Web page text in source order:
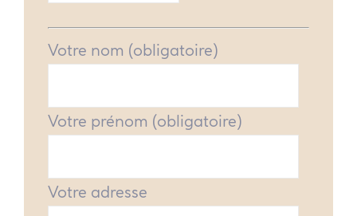
Votre nom (obligatoire)
Votre prénom (obligatoire)
Votre adresse